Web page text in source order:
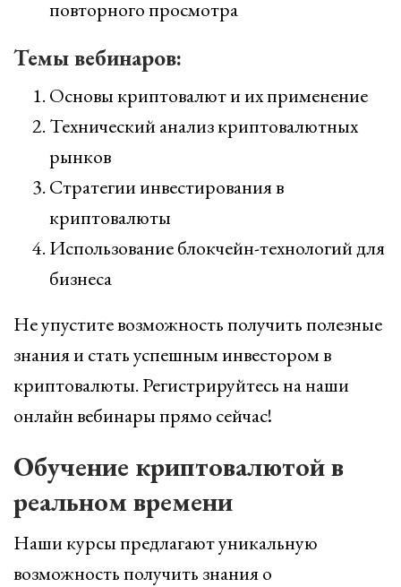
повторного просмотра
Темы вебинаров:
Основы криптовалют и их применение
Технический анализ криптовалютных
рынков
Стратегии инвестирования в
криптовалюты
Использование блокчейн-технологий для
бизнеса
Не упустите возможность получить полезные
знания и стать успешным инвестором в
криптовалюты. Регистрируйтесь на наши
онлайн вебинары прямо сейчас!
Обучение криптовалютой в
реальном времени
Наши курсы предлагают уникальную
возможность получить знания о